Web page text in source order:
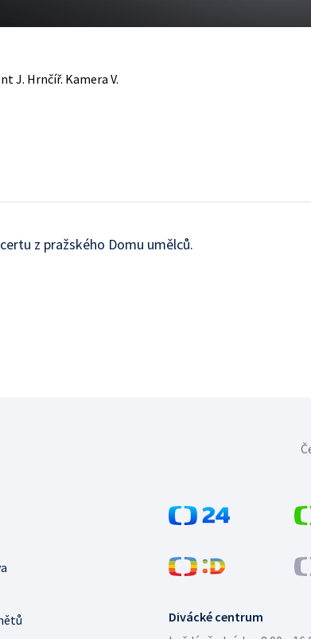
J. Hrnčíř. Kamera V.
z pražského Domu umělců.
Divácké centrum